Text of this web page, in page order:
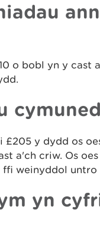
o bobl yn y cast
£205 y dydd os
a'ch criw. Os
weinyddol untro
yn